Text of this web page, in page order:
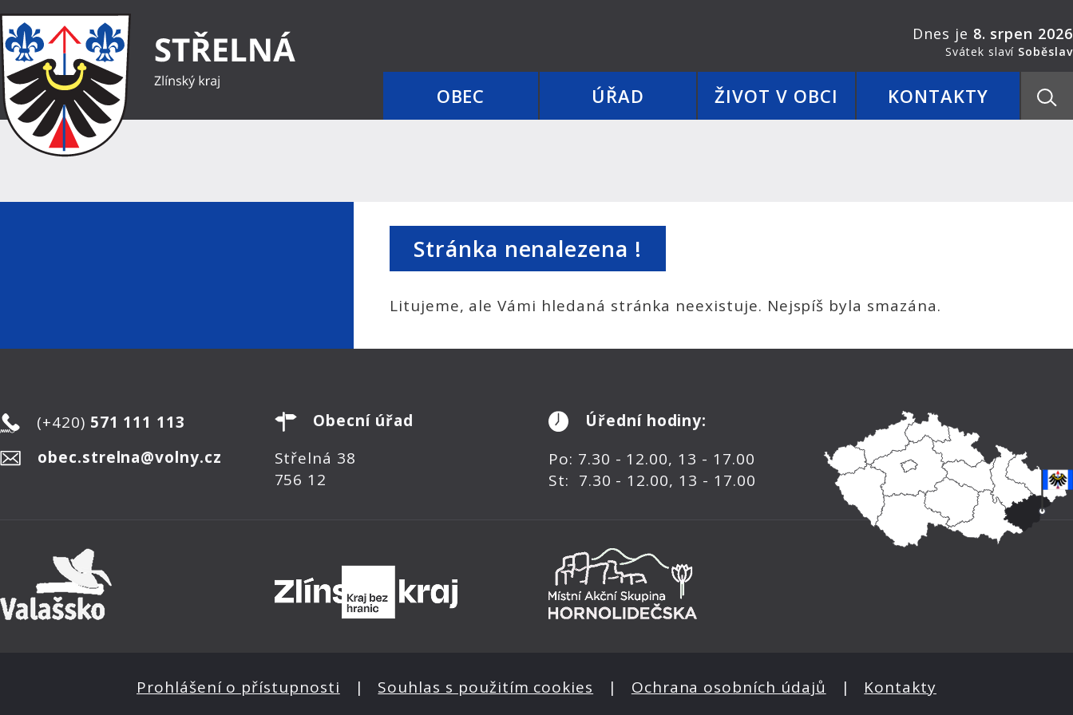
OBEC ÚŘAD ŽIVOT V OBCI KONTAKTY
Dnes je 8. srpen 2026
Svátek slaví Soběslav
Stránka nenalezena !
Litujeme, ale Vámi hledaná stránka neexistuje. Nejspíš byla smazána.
(+420) 571 111 113
obec.strelna@volny.cz
Obecní úřad
Střelná 38
756 12
Úřední hodiny:
Po: 7.30 - 12.00, 13 - 17.00
St: 7.30 - 12.00, 13 - 17.00
Prohlášení o přístupnosti | Souhlas s použitím cookies | Ochrana osobních údajů | Kontakty